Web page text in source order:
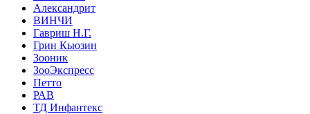
Александрит
ВИНЧИ
Гавриш Н.Г.
Грин Кьюзин
Зооник
ЗооЭкспресс
Петто
РАВ
ТД Инфантекс